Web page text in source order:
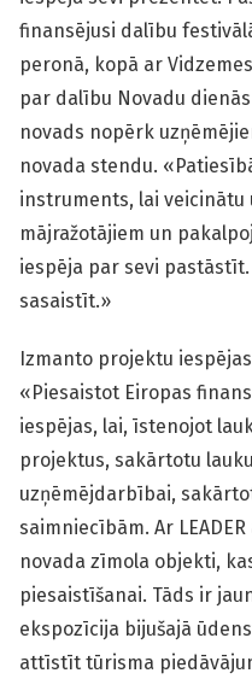
finansējusi dalību
peronā, kopā ar
par dalību Novadu
novads nopērk
novada stendu.
instruments, lai veicinātu
mājražotājiem un
iespēja par sevi
sasaistīt.»
Izmanto projektu iespējas
«Piesaistot Eiropas
iespējas, lai, īstenojot
projektus, sakārtotu
uzņēmējdarbībai,
saimniecībām. Ar
novada zīmola objekti,
piesaistīšanai. Tāds ir
ekspozīcija bijušajā
attīstīt tūrisma